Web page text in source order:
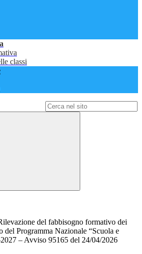
classi
del fabbisogno formativo dei
del Programma Nazionale “Scuola e
– Avviso 95165 del 24/04/2026